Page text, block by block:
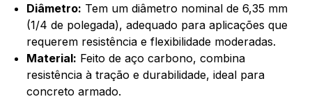
Diâmetro: Tem um diâmetro nominal de 6,35 mm
(1/4 de polegada), adequado para aplicações que
requerem resistência e flexibilidade moderadas.
Material: Feito de aço carbono, combina
resistência à tração e durabilidade, ideal para
concreto armado.